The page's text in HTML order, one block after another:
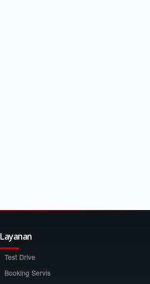
Layanan
Test Drive
Booking Servis